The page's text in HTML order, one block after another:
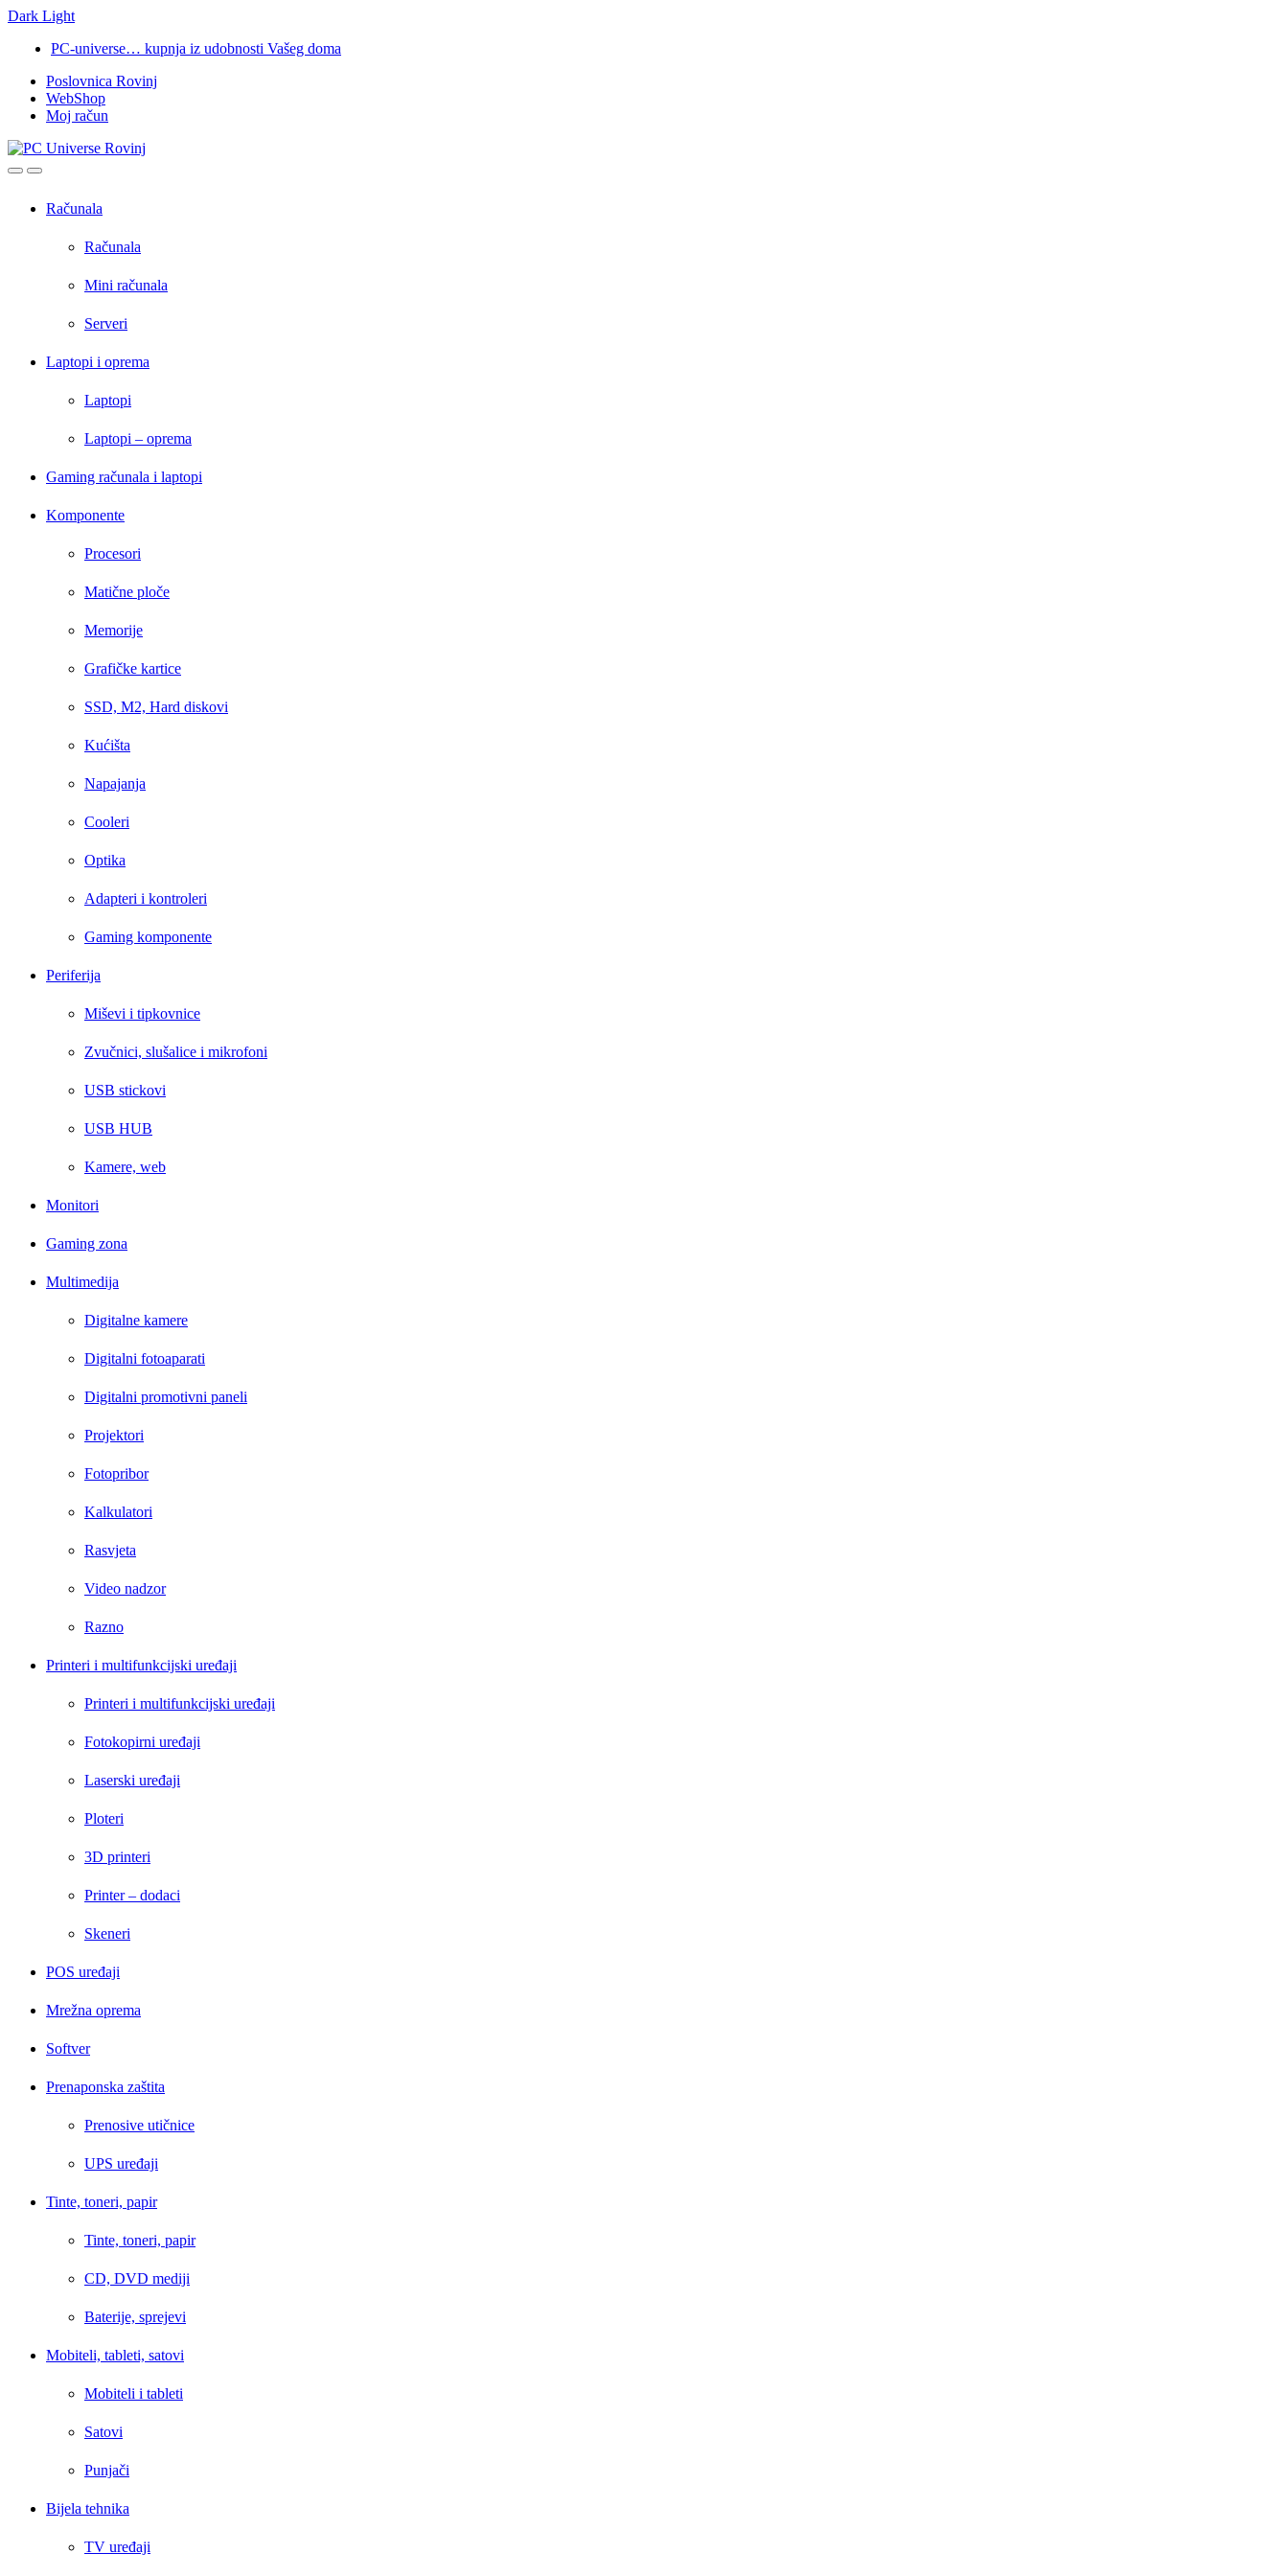
Dark Light
navigation
content
PC-universe… kupnja iz udobnosti Vašeg doma
Poslovnica Rovinj
WebShop
Moj račun
OpenClose
Računala
Računala
Mini računala
Serveri
Laptopi i oprema
Laptopi
Laptopi – oprema
Gaming računala i laptopi
Komponente
Procesori
Matične ploče
Memorije
Grafičke kartice
SSD, M2, Hard diskovi
Kućišta
Napajanja
Cooleri
Optika
Adapteri i kontroleri
Gaming komponente
Periferija
Miševi i tipkovnice
Zvučnici, slušalice i mikrofoni
USB stickovi
USB HUB
Kamere, web
Monitori
Gaming zona
Multimedija
Digitalne kamere
Digitalni fotoaparati
Digitalni promotivni paneli
Projektori
Fotopribor
Kalkulatori
Rasvjeta
Video nadzor
Razno
Printeri i multifunkcijski uređaji
Printeri i multifunkcijski uređaji
Fotokopirni uređaji
Laserski uređaji
Ploteri
3D printeri
Printer – dodaci
Skeneri
POS uređaji
Mrežna oprema
Softver
Prenaponska zaštita
Prenosive utičnice
UPS uređaji
Tinte, toneri, papir
Tinte, toneri, papir
CD, DVD mediji
Baterije, sprejevi
Mobiteli, tableti, satovi
Mobiteli i tableti
Satovi
Punjači
Bijela tehnika
TV uređaji